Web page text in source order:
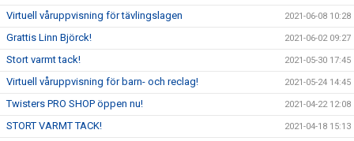
Virtuell våruppvisning för tävlingslagen 2021-06-08 10:28
Grattis Linn Björck! 2021-06-02 09:27
Stort varmt tack! 2021-05-30 17:45
Virtuell våruppvisning för barn- och reclag! 2021-05-24 14:45
Twisters PRO SHOP öppen nu! 2021-04-22 12:08
STORT VARMT TACK! 2021-04-18 15:13